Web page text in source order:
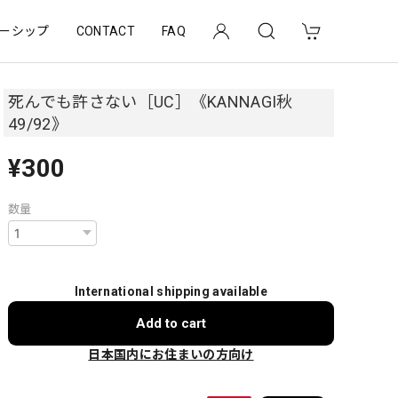
シップ CONTACT FAQ
死んでも許さない［UC］《KANNAGI秋
49/92》
¥300
数量
International shipping available
Add to cart
日本国内にお住まいの方向け